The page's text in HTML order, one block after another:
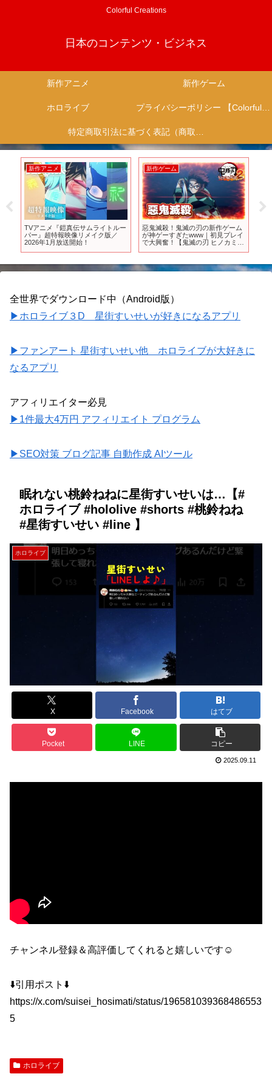
Colorful Creations
日本のコンテンツ・ビジネス
新作アニメ 新作ゲーム
ホロライブ プライバシーポリシー 【Colorful Creation】
特定商取引法に基づく表記（商取引に関する開示）
新作アニメ
TVアニメ『鎧真伝サムライトルー
パー』超特報映像リメイク版／
2026年1月放送開始！
新作ゲーム
惡鬼滅殺！鬼滅の刃の新作ゲーム
が神ゲーすぎたwww｜初見プレイ
で大興奮！【鬼滅の刃 ヒノカミ血
全世界でダウンロード中（Android版）
▶ホロライブ３D 星街すいせいが好きになるアプリ
▶ファンアート 星街すいせい他 ホロライブが大好きに
なるアプリ
アフィリエイター必見
▶1件最大4万円 アフィリエイト プログラム
▶SEO対策 ブログ記事 自動作成 AIツール
眠れない桃鈴ねねに星街すいせいは…【#
ホロライブ #hololive #shorts #桃鈴ねね
#星街すいせい #line 】
ホロライブ
X Facebook はてブ
Pocket LINE コピー
2025.09.11
チャンネル登録＆高評価してくれると嬉しいです☺
⬇️引用ポスト⬇️
https://x.com/suisei_hosimati/status/196581039368486553
5
ホロライブ